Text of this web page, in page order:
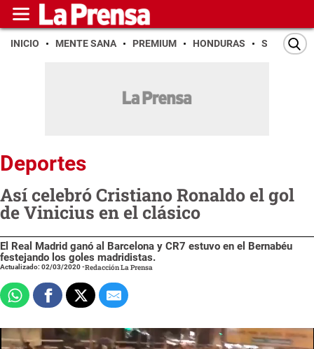
INICIO MENTE SANA PREMIUM HONDURAS SAN PEDRO
Deportes
Así celebró Cristiano Ronaldo el gol
de Vinicius en el clásico
El Real Madrid ganó al Barcelona y CR7 estuvo en el Bernabéu
festejando los goles madridistas.
Actualizado: 02/03/2020-Redacción La Prensa